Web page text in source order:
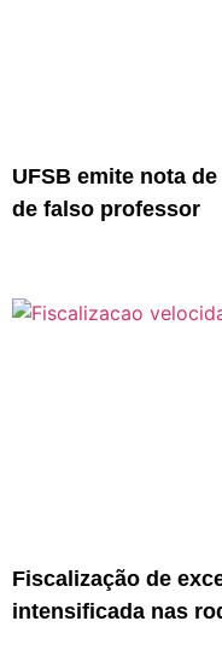
UFSB emite nota
de falso professor
Fiscalização de
intensificada nas